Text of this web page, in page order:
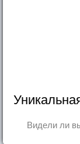
Видели ли